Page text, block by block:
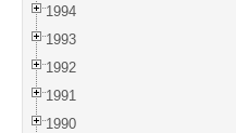
1994
1993
1992
1991
1990